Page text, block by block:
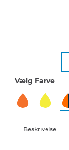
Vælg Farve
Beskrivelse